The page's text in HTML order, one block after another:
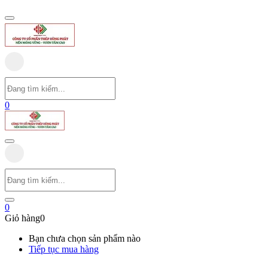
0
0
Giỏ hàng0
Bạn chưa chọn sản phẩm nào
Tiếp tục mua hàng